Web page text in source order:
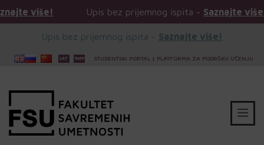
Upis bez prijemnog ispita -Saznajte više!
Upis bez prijemnog ispita - Saznajte više!
STUDENTSKI PORTAL | PLATFORMA ZA PODRŠKU UČENJU